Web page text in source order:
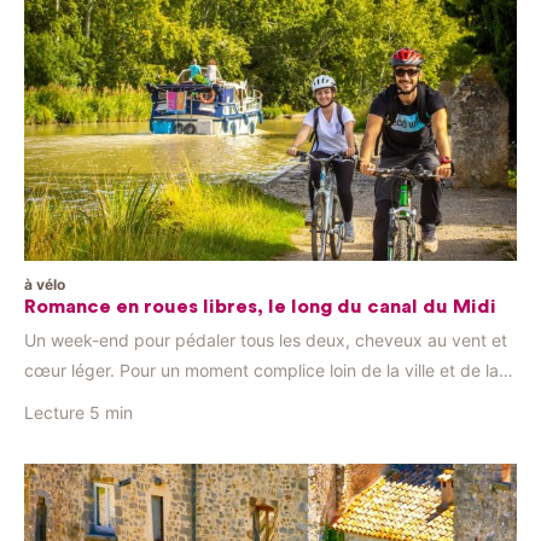
à vélo
Romance en roues libres, le long du canal du Midi
Un week-end pour pédaler tous les deux, cheveux au vent et
cœur léger. Pour un moment complice loin de la ville et de la
Lézignan, la boucle est plus agréable à réaliser dans le […]
Lecture 5 min